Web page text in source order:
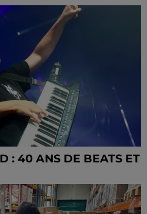
: 40 ANS DE BEATS ET